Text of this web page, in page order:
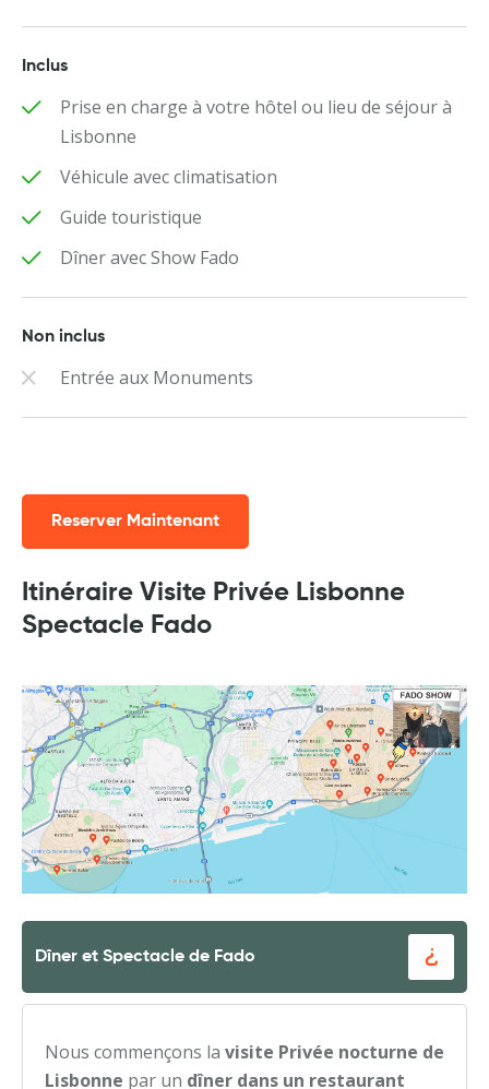
Inclus
Prise en charge à votre hôtel ou lieu de séjour à
Lisbonne
Véhicule avec climatisation
Guide touristique
Dîner avec Show Fado
Non inclus
Entrée aux Monuments
Reserver Maintenant
Itinéraire Visite Privée Lisbonne
Spectacle Fado
Dîner et Spectacle de Fado
Nous commençons la visite Privée nocturne de
Lisbonne par un dîner dans un restaurant